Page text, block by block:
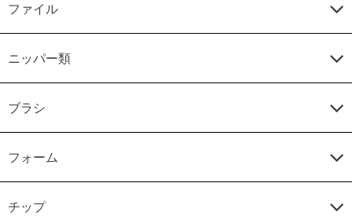
ファイル
ニッパー類
ブラシ
フォーム
チップ